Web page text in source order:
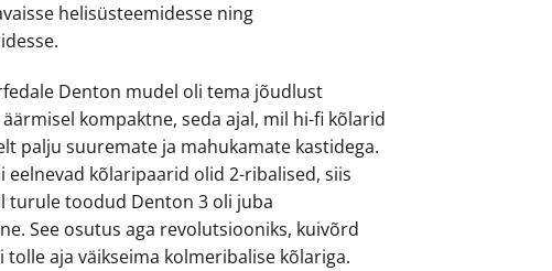
helisüsteemidesse ning
Denton mudel oli tema jõudlust
kompaktne, seda ajal, mil hi-fi kõlarid
palju suuremate ja mahukamate kastidega.
eelnevad kõlaripaarid olid 2-ribalised, siis
turule toodud Denton 3 oli juba
See osutus aga revolutsiooniks, kuivõrd
tolle aja väikseima kolmeribalise kõlariga.